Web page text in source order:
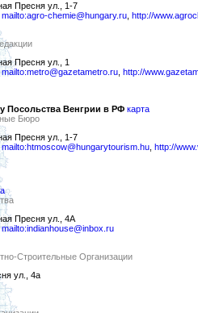
Пресня ул., 1-7
mailto:agro-chemie@hungary.ru http://
Пресня ул., 1
mailto:metro@gazetametro.ru http://
Посольства Венгрии в РФ карта
Бюро
Пресня ул., 1-7
mailto:htmoscow@hungarytourism.hu http://
Пресня ул., 4А
mailto:indianhouse@inbox.ru
Строительные Организации
ул., 4а